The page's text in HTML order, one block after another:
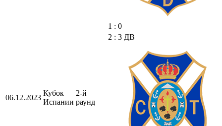
1 : 0
06.12.2023
Кубок
Испании
2-й
раунд
2 : 3 ДВ